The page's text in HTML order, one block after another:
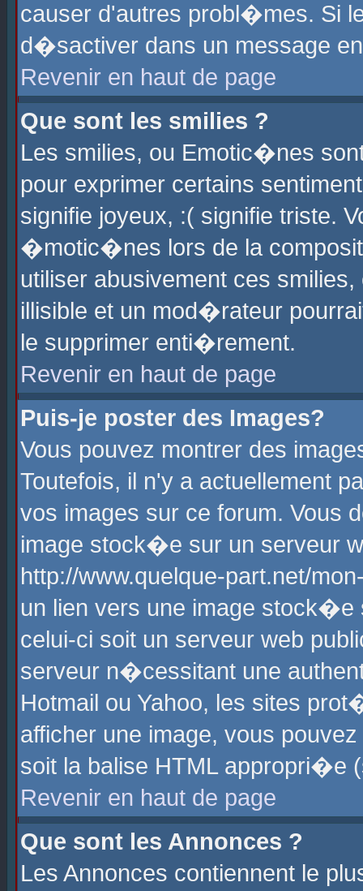
causer d'autres probl�mes. Si
d�sactiver dans un message
Revenir en haut de page
Que sont les smilies ?
Les smilies, ou Emotic�nes
pour exprimer certains
signifie joyeux, :( signifie triste.
�motic�nes lors de la
utiliser abusivement ces
illisible et un mod�rateur
le supprimer enti�rement.
Revenir en haut de page
Puis-je poster des Images?
Vous pouvez montrer des
Toutefois, il n'y a actuellement
vos images sur ce forum. Vous
image stock�e sur un serveur
http://www.quelque-part.net/
un lien vers une image
celui-ci soit un serveur web
serveur n�cessitant une
Hotmail ou Yahoo, les sites
afficher une image, vous
soit la balise HTML
Revenir en haut de page
Que sont les Annonces ?
Les Annonces contiennent le